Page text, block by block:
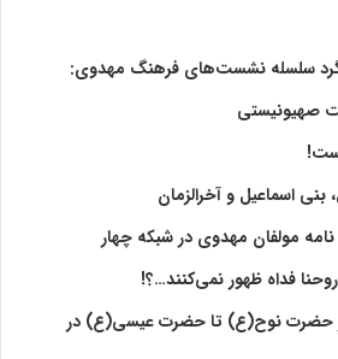
سلسله نشست‌های فرهنگ مهدوی:‌
صهیونیستی
اسماعیل و آخرالزمان
مولفان مهدوی در شبکه چهار
فداه ظهور نمی‌کنند…؟!
حضرت نوح(ع) تا حضرت عیسی(ع) در